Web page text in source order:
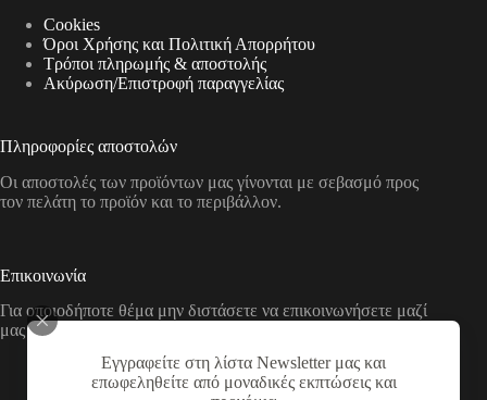
Εγγραφείτε στη λίστα Newsletter μας και
επωφεληθείτε από μοναδικές εκπτώσεις και
Cookies
Όροι Χρήσης και Πολιτική Απορρήτου
Τρόποι πληρωμής & αποστολής
Aκύρωση/Επιστροφή παραγγελίας
Πληροφορίες αποστολών
Οι αποστολές των προϊόντων μας γίνονται με σεβασμό προς
τον πελάτη το προϊόν και το περιβάλλον.
Επικοινωνία
Για οποιοδήποτε θέμα μην διστάσετε να επικοινωνήσετε μαζί
μας με τους παρακάτω τρόπους
Διεύθυνση:
Νικολάου Χάσου 19, ΤΚ 53100, Φλώρινα,